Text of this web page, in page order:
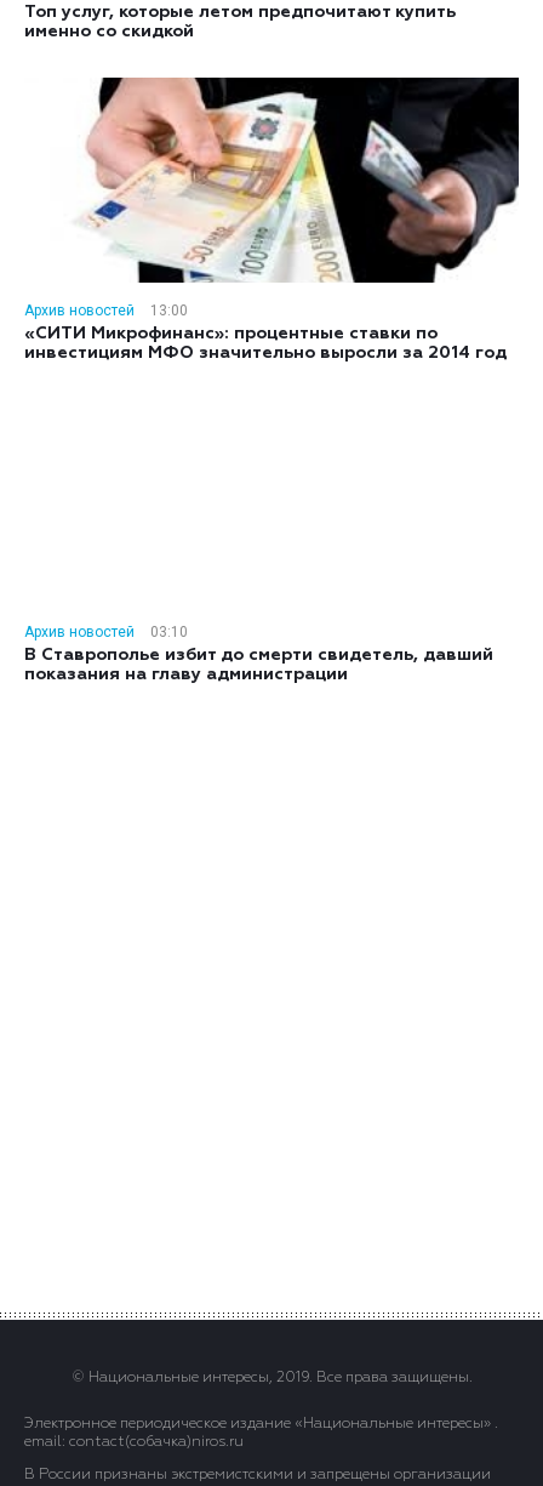
Топ услуг, которые летом предпочитают купить
именно со скидкой
Архив новостей
13:00
«СИТИ Микрофинанс»: процентные ставки по
инвестициям МФО значительно выросли за 2014 год
Архив новостей
03:10
В Ставрополье избит до смерти свидетель, давший
показания на главу администрации
© Национальные интересы, 2019. Все права защищены.
Электронное периодическое издание «Национальные интересы» .
email: contact(сoбaчка)niros.ru
В России признаны экстремистскими и запрещены организации